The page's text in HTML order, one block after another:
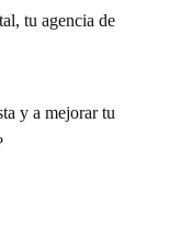
tu agencia de
y a mejorar tu